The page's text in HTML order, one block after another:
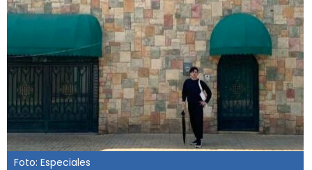
Foto: Especiales